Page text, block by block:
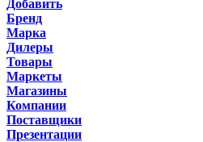
Добавить
Бренд
Марка
Дилеры
Товары
Маркеты
Магазины
Компании
Поставщики
Презентации